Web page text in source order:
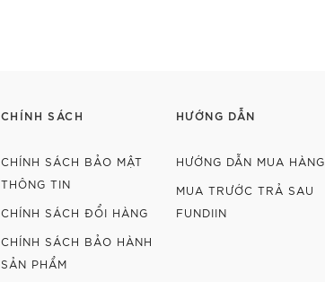
CHÍNH SÁCH
CHÍNH SÁCH BẢO MẬT
THÔNG TIN
CHÍNH SÁCH ĐỔI HÀNG
CHÍNH SÁCH BẢO HÀNH
SẢN PHẨM
HƯỚNG DẪN
HƯỚNG DẪN MUA HÀNG
MUA TRƯỚC TRẢ SAU
FUNDIIN